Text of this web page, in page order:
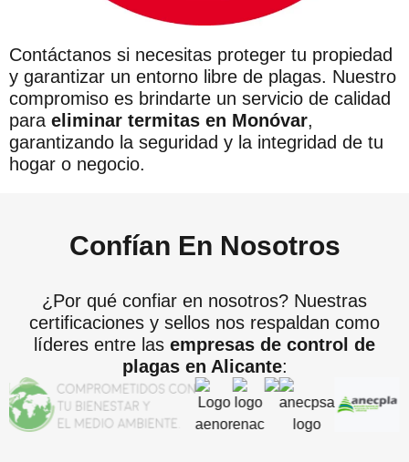
Contáctanos si necesitas proteger tu propiedad
y garantizar un entorno libre de plagas. Nuestro
compromiso es brindarte un servicio de calidad
para eliminar termitas en Monóvar,
garantizando la seguridad y la integridad de tu
hogar o negocio.
Confían En Nosotros
¿Por qué confiar en nosotros? Nuestras
certificaciones y sellos nos respaldan como
líderes entre las empresas de control de
plagas en Alicante: